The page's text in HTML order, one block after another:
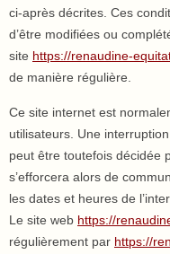
ci-après décrites. Ces
d’être modifiées ou
site https://renaudine-
de manière régulière.
Ce site internet est
utilisateurs. Une
peut être toutefois décidée
s’efforcera alors de
les dates et heures de
Le site web https://
régulièrement par https://